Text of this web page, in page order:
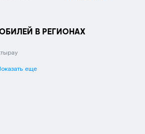
В РЕГИОНАХ
еще